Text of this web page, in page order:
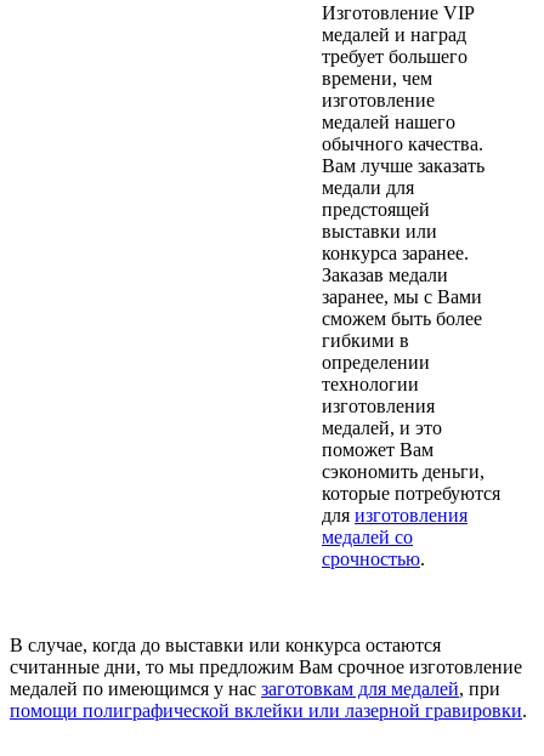
Изготовление VIP
медалей и наград
требует большего
времени, чем
изготовление
медалей нашего
обычного качества.
Вам лучше заказать
медали для
предстоящей
выставки или
конкурса заранее.
Заказав медали
заранее, мы с Вами
сможем быть более
гибкими в
определении
технологии
изготовления
медалей, и это
поможет Вам
сэкономить деньги,
которые потребуются
для изготовления
медалей со
срочностью.
В случае, когда до выставки или конкурса остаются
считанные дни, то мы предложим Вам срочное изготовление
медалей по имеющимся у нас заготовкам для медалей, при
помощи полиграфической вклейки или лазерной гравировки.